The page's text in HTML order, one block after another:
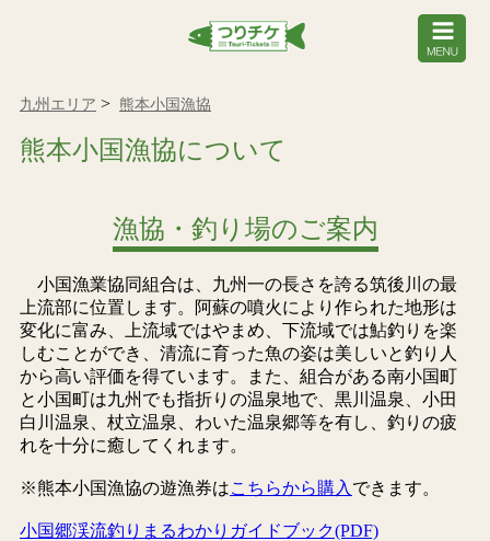
九州エリア 熊本小国漁協
熊本小国漁協について
漁協・釣り場のご案内
小国漁業協同組合は、九州一の長さを誇る筑後川の最
上流部に位置します。阿蘇の噴火により作られた地形は
変化に富み、上流域ではやまめ、下流域では鮎釣りを楽
しむことができ、清流に育った魚の姿は美しいと釣り人
から高い評価を得ています。また、組合がある南小国町
と小国町は九州でも指折りの温泉地で、黒川温泉、小田
白川温泉、杖立温泉、わいた温泉郷等を有し、釣りの疲
れを十分に癒してくれます。
※熊本小国漁協の遊漁券はこちらから購入 できます。
小国郷渓流釣りまるわかりガイドブック(PDF)